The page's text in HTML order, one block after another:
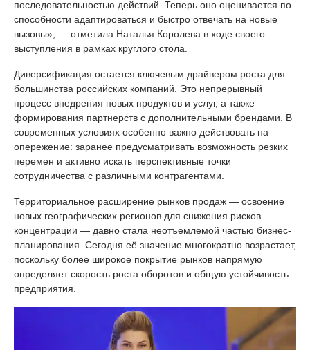
последовательностью действий. Теперь оно оценивается по
способности адаптироваться и быстро отвечать на новые
вызовы», — отметила Наталья Королева в ходе своего
выступления в рамках круглого стола.
Диверсификация остается ключевым драйвером роста для
большинства российских компаний. Это непрерывный
процесс внедрения новых продуктов и услуг, а также
формирования партнерств с дополнительными брендами. В
современных условиях особенно важно действовать на
опережение: заранее предусматривать возможность резких
перемен и активно искать перспективные точки
сотрудничества с различными контрагентами.
Территориальное расширение рынков продаж — освоение
новых географических регионов для снижения рисков
концентрации — давно стала неотъемлемой частью бизнес-
планирования. Сегодня её значение многократно возрастает,
поскольку более широкое покрытие рынков напрямую
определяет скорость роста оборотов и общую устойчивость
предприятия.